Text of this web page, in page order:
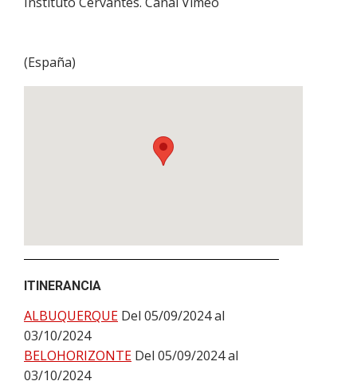
(España)
ITINERANCIA
ALBUQUERQUE Del 05/09/2024 al
03/10/2024
BELOHORIZONTE Del 05/09/2024 al
03/10/2024